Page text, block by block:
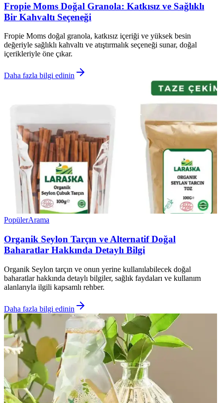
Fropie Moms Doğal Granola: Katkısız ve Sağlıklı
Bir Kahvaltı Seçeneği
Fropie Moms doğal granola, katkısız içeriği ve yüksek besin
değeriyle sağlıklı kahvaltı ve atıştırmalık seçeneği sunar, doğal
içerikleriyle öne çıkar.
Daha fazla bilgi edinin
PopülerArama
Organik Seylon Tarçın ve Alternatif Doğal
Baharatlar Hakkında Detaylı Bilgi
Organik Seylon tarçın ve onun yerine kullanılabilecek doğal
baharatlar hakkında detaylı bilgiler, sağlık faydaları ve kullanım
alanlarıyla ilgili kapsamlı rehber.
Daha fazla bilgi edinin